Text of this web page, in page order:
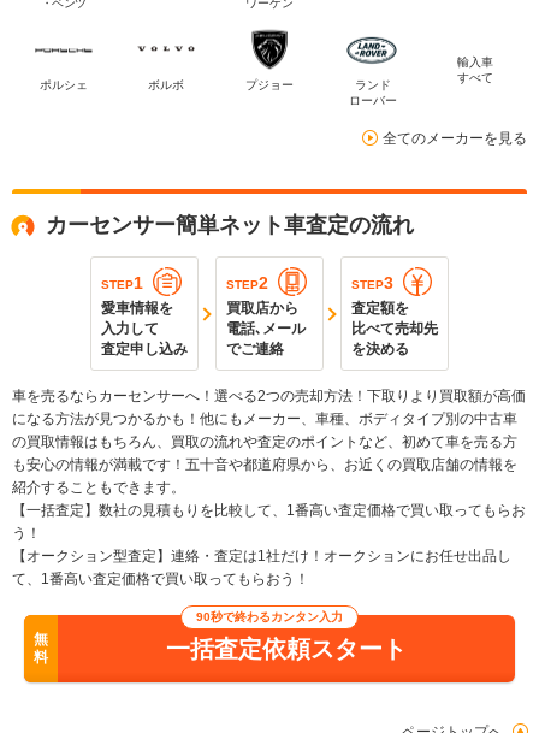
・ベンツ
ワーゲン
ポルシェ ボルボ プジョー
ランド
ローバー
輸入車
すべて
全てのメーカーを見る
カーセンサー簡単ネット車査定の流れ
STEP1
愛車情報を
入力して
査定申し込み
STEP2
買取店から
電話､メール
でご連絡
STEP3
査定額を
比べて売却先
を決める
車を売るならカーセンサーへ！選べる2つの売却方法！下取りより買取額が高価
になる方法が見つかるかも！他にもメーカー、車種、ボディタイプ別の中古車
の買取情報はもちろん、買取の流れや査定のポイントなど、初めて車を売る方
も安心の情報が満載です！五十音や都道府県から、お近くの買取店舗の情報を
紹介することもできます。
【一括査定】数社の見積もりを比較して、1番高い査定価格で買い取ってもらお
う！
【オークション型査定】連絡・査定は1社だけ！オークションにお任せ出品し
て、1番高い査定価格で買い取ってもらおう！
無
料
90秒で終わるカンタン入力
一括査定依頼スタート